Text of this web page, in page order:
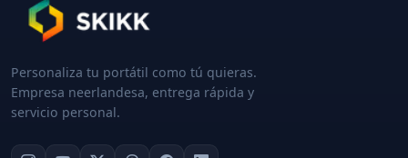
Personaliza tu portátil como tú quieras.
Empresa neerlandesa, entrega rápida y
servicio personal.